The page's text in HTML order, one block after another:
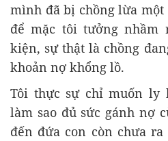
mình đã bị chồng lừa một
để mặc tôi tưởng nhầm
kiện, sự thật là chồng
khoản nợ khổng lồ.
Tôi thực sự chỉ muốn ly
làm sao đủ sức gánh nợ
đến đứa con còn chưa